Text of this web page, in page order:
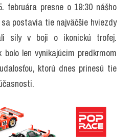
februára presne o 19:30 nášho
postavia tie najväčšie hviezdy
sily v boji o ikonickú trofej.
len vynikajúcim predkrmom
ktorú dnes prinesú tie